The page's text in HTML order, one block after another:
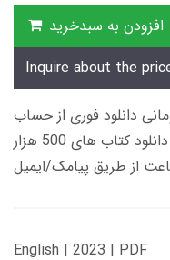
افزودن به سبدخرید
Inquire about the
های 600 هزار تومانی دانلود فوری از حساب
کاربری می باشد، و زمان تحویل لینک دانلود کتاب های 500 هزار
English | 2023 | PDF